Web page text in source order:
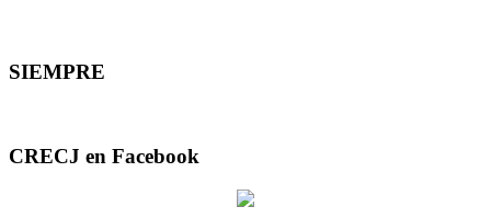
SIEMPRE
CRECJ en Facebook